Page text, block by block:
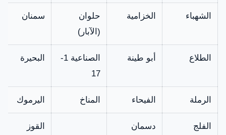
الشهباء الخزامية
حلوان
(الآبار)
سمنان
الطلاع أبو طينة
الصناعية 1-
17
البحيرة
الرملة الفيحاء المناخ اليرموك
الفلج دسمان القوز